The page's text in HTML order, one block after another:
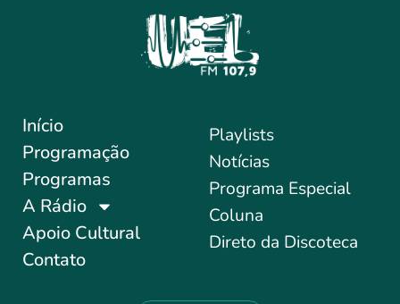
Início
Programação
Programas
A Rádio
Apoio Cultural
Contato
Playlists
Notícias
Programa Especial
Coluna
Direto da Discoteca